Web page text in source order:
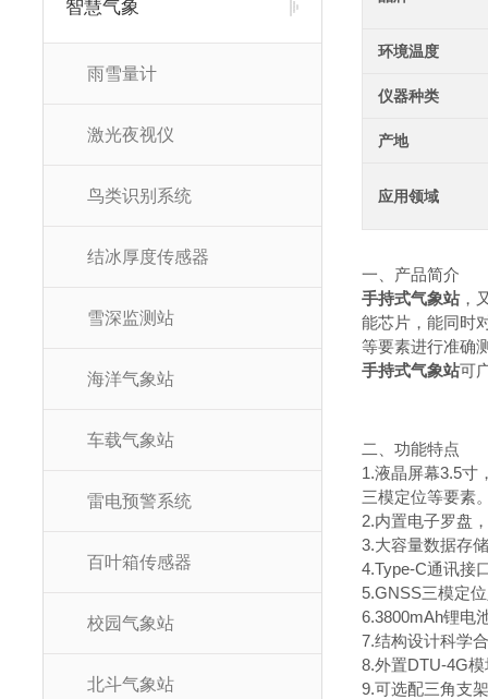
智慧气象
雨雪量计
激光夜视仪
鸟类识别系统
结冰厚度传感器
雪深监测站
海洋气象站
车载气象站
雷电预警系统
百叶箱传感器
校园气象站
北斗气象站
环境温度
仪器种类
产地
应用领域
一、产品简介
手持式气象站，
能芯片，能同时
等要素进行准确
手持式气象站可
二、功能特点
1.液晶屏幕3.5寸
三模定位等要素
2.内置电子罗盘
3.大容量数据存
4.Type-C通讯接
5.GNSS三模定
6.3800mAh锂电
7.结构设计科学
8.外置DTU-4G
9.可选配三角支